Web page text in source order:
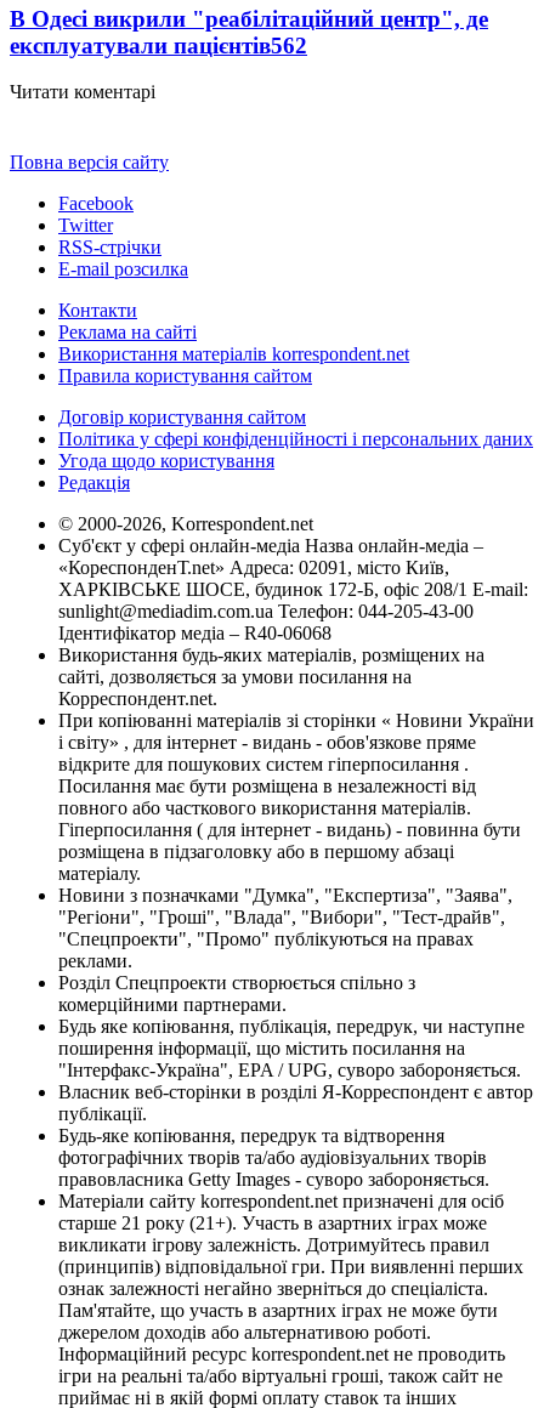
В Одесі викрили "реабілітаційний центр", де
експлуатували пацієнтів562
Читати коментарі
Повна версія сайту
Facebook
Twitter
RSS-стрічки
E-mail розсилка
Контакти
Реклама на сайті
Використання матеріалів korrespondent.net
Правила користування сайтом
Договір користування сайтом
Політика у сфері конфіденційності і персональних даних
Угода щодо користування
Редакція
© 2000-2026, Korrespondent.net
Суб'єкт у сфері онлайн-медіа Назва онлайн-медіа –
«КореспонденТ.net» Адреса: 02091, місто Київ,
ХАРКІВСЬКЕ ШОСЕ, будинок 172-Б, офіс 208/1 E-mail:
sunlight@mediadim.com.ua Телефон: 044-205-43-00
Ідентифікатор медіа – R40-06068
Використання будь-яких матеріалів, розміщених на
сайті, дозволяється за умови посилання на
Корреспондент.net.
При копіюванні матеріалів зі сторінки « Новини України
і світу» , для інтернет - видань - обов'язкове пряме
відкрите для пошукових систем гіперпосилання .
Посилання має бути розміщена в незалежності від
повного або часткового використання матеріалів.
Гіперпосилання ( для інтернет - видань) - повинна бути
розміщена в підзаголовку або в першому абзаці
матеріалу.
Новини з позначками "Думка", "Експертиза", "Заява",
"Регіони", "Гроші", "Влада", "Вибори", "Тест-драйв",
"Спецпроекти", "Промо" публікуються на правах
реклами.
Розділ Спецпроекти створюється спільно з
комерційними партнерами.
Будь яке копіювання, публікація, передрук, чи наступне
поширення інформації, що містить посилання на
"Інтерфакс-Україна", EPA / UPG, суворо забороняється.
Власник веб-сторінки в розділі Я-Корреспондент є автор
публікації.
Будь-яке копіювання, передрук та відтворення
фотографічних творів та/або аудіовізуальних творів
правовласника Getty Images - суворо забороняється.
Матеріали сайту korrespondent.net призначені для осіб
старше 21 року (21+). Участь в азартних іграх може
викликати ігрову залежність. Дотримуйтесь правил
(принципів) відповідальної гри. При виявленні перших
ознак залежності негайно зверніться до спеціаліста.
Пам'ятайте, що участь в азартних іграх не може бути
джерелом доходів або альтернативою роботі.
Інформаційний ресурс korrespondent.net не проводить
ігри на реальні та/або віртуальні гроші, також сайт не
приймає ні в якій формі оплату ставок та інших